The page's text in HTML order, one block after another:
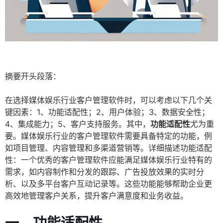
摘要开头段落：
在选择媒体娱乐行业客户管理软件时，可以考虑以下几个关
键因素：1、功能适配性；2、用户体验；3、数据安全性；
4、集成能力；5、客户支持服务。其中， 功能适配性尤为重
要。媒体娱乐行业的客户管理软件需要具备特定的功能，例
如项目管理、内容管理和多渠道营销等。详细描述功能适配
性：一个优秀的客户管理软件应能满足媒体娱乐行业特有的
需求，如内容制作和分发的跟踪、广告投放效果的实时分
析、以及多平台客户互动记录等。这些功能能够帮助企业更
高效地管理客户关系，提升客户满意度和业务收益。